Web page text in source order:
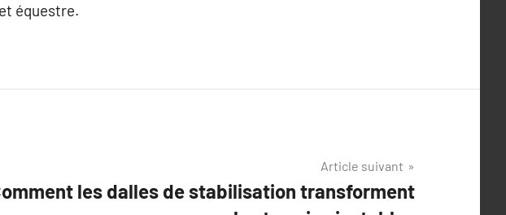
équestre.
Article suivant
les dalles de stabilisation transforment